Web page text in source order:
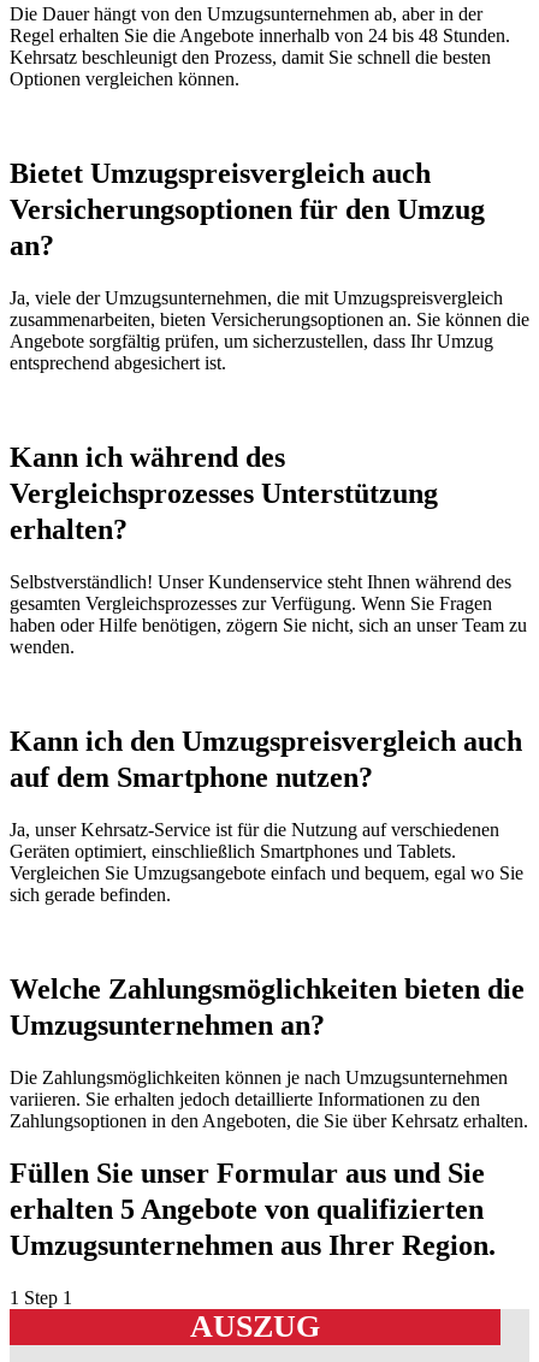
Die Dauer hängt von den Umzugsunternehmen ab, aber in der
Regel erhalten Sie die Angebote innerhalb von 24 bis 48 Stunden.
Kehrsatz beschleunigt den Prozess, damit Sie schnell die besten
Optionen vergleichen können.
Bietet Umzugspreisvergleich auch
Versicherungsoptionen für den Umzug
an?
Ja, viele der Umzugsunternehmen, die mit Umzugspreisvergleich
zusammenarbeiten, bieten Versicherungsoptionen an. Sie können die
Angebote sorgfältig prüfen, um sicherzustellen, dass Ihr Umzug
entsprechend abgesichert ist.
Kann ich während des
Vergleichsprozesses Unterstützung
erhalten?
Selbstverständlich! Unser Kundenservice steht Ihnen während des
gesamten Vergleichsprozesses zur Verfügung. Wenn Sie Fragen
haben oder Hilfe benötigen, zögern Sie nicht, sich an unser Team zu
wenden.
Kann ich den Umzugspreisvergleich auch
auf dem Smartphone nutzen?
Ja, unser Kehrsatz-Service ist für die Nutzung auf verschiedenen
Geräten optimiert, einschließlich Smartphones und Tablets.
Vergleichen Sie Umzugsangebote einfach und bequem, egal wo Sie
sich gerade befinden.
Welche Zahlungsmöglichkeiten bieten die
Umzugsunternehmen an?
Die Zahlungsmöglichkeiten können je nach Umzugsunternehmen
variieren. Sie erhalten jedoch detaillierte Informationen zu den
Zahlungsoptionen in den Angeboten, die Sie über Kehrsatz erhalten.
Füllen Sie unser Formular aus und Sie
erhalten 5 Angebote von qualifizierten
Umzugsunternehmen aus Ihrer Region.
1 Step 1
AUSZUG